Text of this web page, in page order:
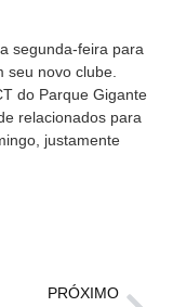
segunda-feira para
seu novo clube.
do Parque Gigante
relacionados para
justamente
PRÓXIMO